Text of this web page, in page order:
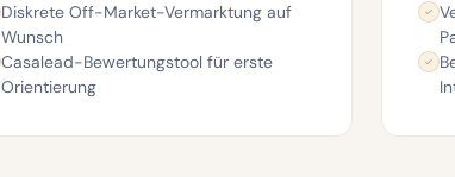
Diskrete Off-Market-Vermarktung auf
Wunsch
Casalead-Bewertungstool für erste
Orientierung